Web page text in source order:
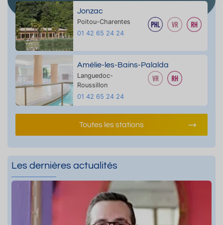
Jonzac
Poitou-Charentes
01 42 65 24 24
Amélie-les-Bains-Palalda
Languedoc-
Roussillon
01 42 65 24 24
Toutes les stations
Les dernières actualités